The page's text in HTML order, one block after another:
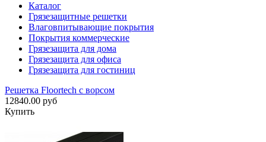
Каталог
Грязезащитные решетки
Влаговпитывающие покрытия
Покрытия коммерческие
Грязезащита для дома
Грязезащита для офиса
Грязезащита для гостиниц
Решетка Floortech с ворсом
12840.00 руб
Купить